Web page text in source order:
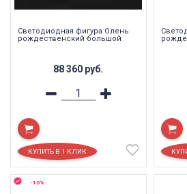
Светодиодная фигура Олень
рождественский большой
88 360 руб.
-10%